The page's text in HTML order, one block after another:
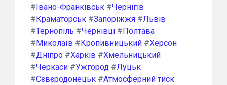
#Івано-Франківськ #Чернігів
#Краматорськ #Запоріжжя #Львів
#Тернопіль #Чернівці #Полтава
#Миколаїв #Кропивницький #Херсон
#Дніпро #Харків #Хмельницький
#Черкаси #Ужгород #Луцьк
#Сєвєродонецьк #Атмосферний тиск